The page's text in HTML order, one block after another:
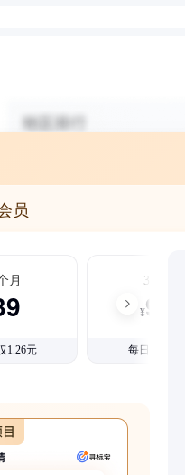
员
月
1.26元
3个月
¥99
每日仅1.08元